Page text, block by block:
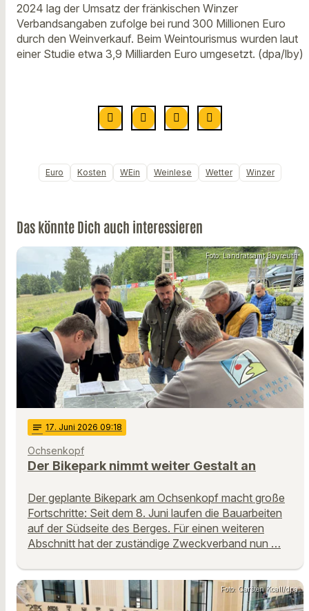
2024 lag der Umsatz der fränkischen Winzer
Verbandsangaben zufolge bei rund 300 Millionen Euro
durch den Weinverkauf. Beim Weintourismus wurden laut
einer Studie etwa 3,9 Milliarden Euro umgesetzt. (dpa/lby)
Euro Kosten WEin Weinlese Wetter Winzer
Das könnte Dich auch interessieren
Foto: Landratsamt Bayreuth
notes 17. Juni 2026 09:18
Ochsenkopf
Der Bikepark nimmt weiter Gestalt an
Der geplante Bikepark am Ochsenkopf macht große
Fortschritte: Seit dem 8. Juni laufen die Bauarbeiten
auf der Südseite des Berges. Für einen weiteren
Abschnitt hat der zuständige Zweckverband nun …
Foto: Carsten Koall/dpa